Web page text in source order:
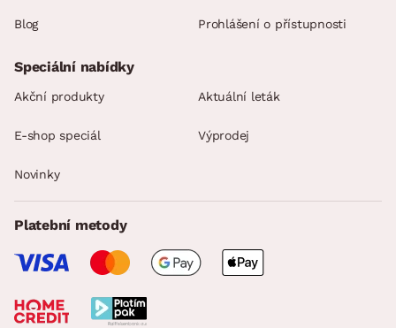
Blog Prohlášení o přístupnosti
Speciální nabídky
Akční produkty Aktuální leták
E-shop speciál Výprodej
Novinky
Platební metody